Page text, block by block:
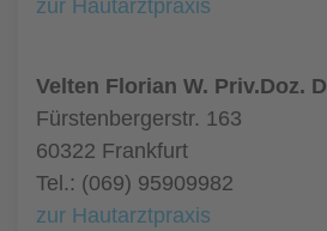
zur Hautarztpraxis
Velten Florian W. Priv.Doz.
Fürstenbergerstr. 163
60322 Frankfurt
Tel.: (069) 95909982
zur Hautarztpraxis